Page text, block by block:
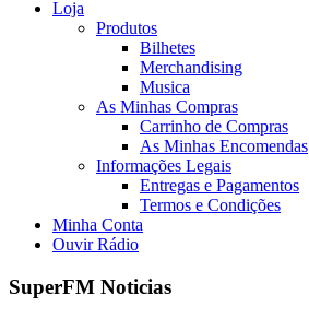
Loja
Produtos
Bilhetes
Merchandising
Musica
As Minhas Compras
Carrinho de Compras
As Minhas Encomendas
Informações Legais
Entregas e Pagamentos
Termos e Condições
Minha Conta
Ouvir Rádio
SuperFM Noticias